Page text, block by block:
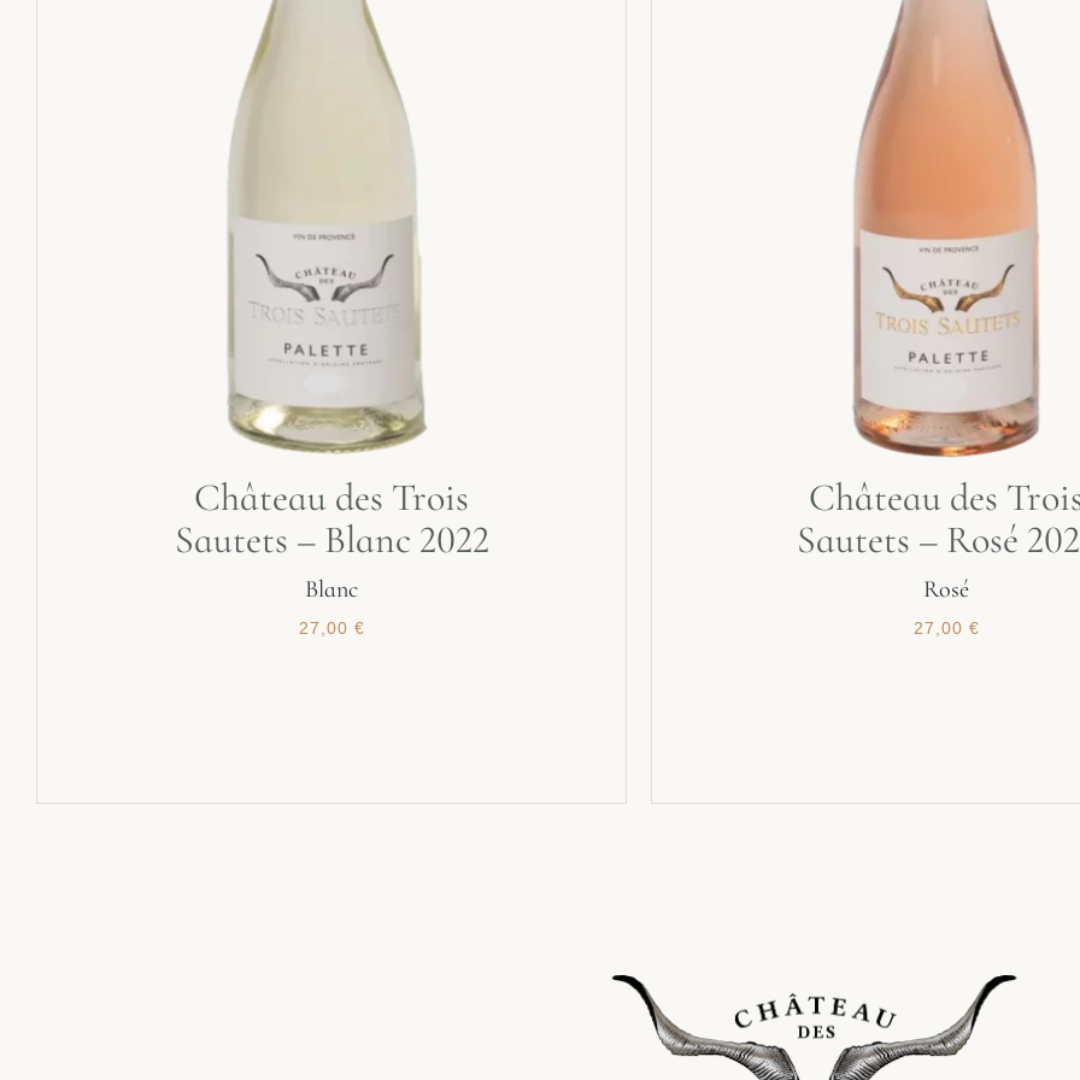
Château des Trois
Sautets – Blanc 2022
Blanc
27,00 €
Château des
Sautets – Rosé
Rosé
27,00 €